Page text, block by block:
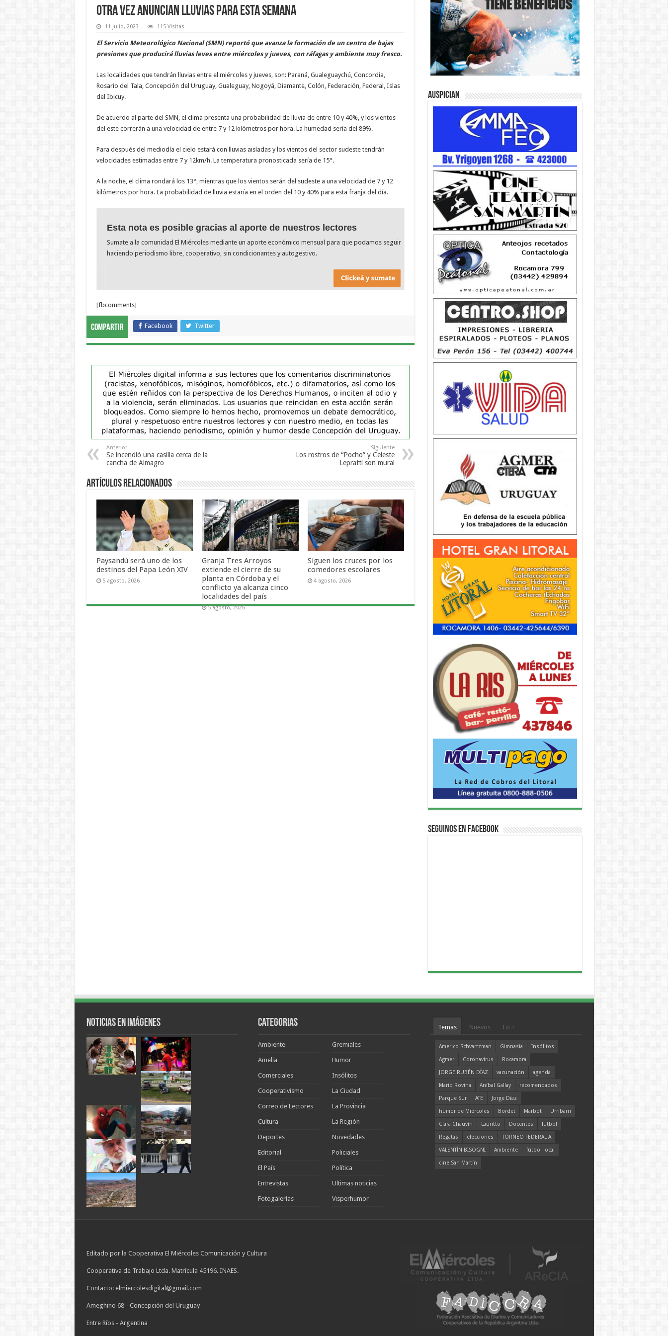
Otra vez anuncian lluvias para esta semana
11 julio, 2023 115 Visitas
El Servicio Meteorológico Nacional (SMN) reportó que avanza la formación de un centro de bajas
presiones que producirá lluvias leves entre miércoles y jueves, con ráfagas y ambiente muy fresco.
Las localidades que tendrán lluvias entre el miércoles y jueves, son: Paraná, Gualeguaychú, Concordia,
Rosario del Tala, Concepción del Uruguay, Gualeguay, Nogoyá, Diamante, Colón, Federación, Federal, Islas
del Ibicuy.
De acuerdo al parte del SMN, el clima presenta una probabilidad de lluvia de entre 10 y 40%, y los vientos
del este correrán a una velocidad de entre 7 y 12 kilómetros por hora. La humedad sería del 89%.
Para después del mediodía el cielo estará con lluvias aisladas y los vientos del sector sudeste tendrán
velocidades estimadas entre 7 y 12km/h. La temperatura pronosticada sería de 15°.
A la noche, el clima rondará los 13°, mientras que los vientos serán del sudeste a una velocidad de 7 y 12
kilómetros por hora. La probabilidad de lluvia estaría en el orden del 10 y 40% para esta franja del día.
Esta nota es posible gracias al aporte de nuestros lectores
Sumate a la comunidad El Miércoles mediante un aporte económico mensual para que podamos seguir
haciendo periodismo libre, cooperativo, sin condicionantes y autogestivo.
[fbcomments]
Compartir Facebook Twitter
Anterior
Se incendió una casilla cerca de la
cancha de Almagro
Siguiente
Los rostros de “Pocho” y Celeste
Lepratti son mural
Artículos Relacionados
Paysandú será uno de los
destinos del Papa León XIV
5 agosto, 2026
Granja Tres Arroyos
extiende el cierre de su
planta en Córdoba y el
conflicto ya alcanza cinco
localidades del país
5 agosto, 2026
Siguen los cruces por los
comedores escolares
4 agosto, 2026
Auspician
Seguinos en Facebook
Noticias en Imágenes Categorias
Ambiente
Amelia
Comerciales
Cooperativismo
Correo de Lectores
Cultura
Deportes
Editorial
El País
Entrevistas
Fotogalerías
Gremiales
Humor
Insólitos
La Ciudad
La Provincia
La Región
Novedades
Policiales
Política
Ultimas noticias
Visperhumor
Temas Nuevos Lo +
Americo Schvartzman Gimnasia
Insólitos
Agmer
Coronavirus
Rocamora
JORGE RUBÉN DÍAZ
vacunación
agenda
Mario Rovina
Aníbal Gallay
recomendados
Parque Sur
ATE
Jorge Díaz
humor de Miércoles
Bordet Marbot
Urribarri
Clara Chauvín
Lauritto Docentes
fútbol
Regatas
elecciones
TORNEO FEDERAL A
VALENTÍN BISOGNI
Ambiente
fútbol local
cine San Martín
Editado por la Cooperativa El Miércoles Comunicación y Cultura
Cooperativa de Trabajo Ltda. Matrícula 45196. INAES.
Contacto: elmiercolesdigital@gmail.com
Ameghino 68 - Concepción del Uruguay
Entre Ríos - Argentina